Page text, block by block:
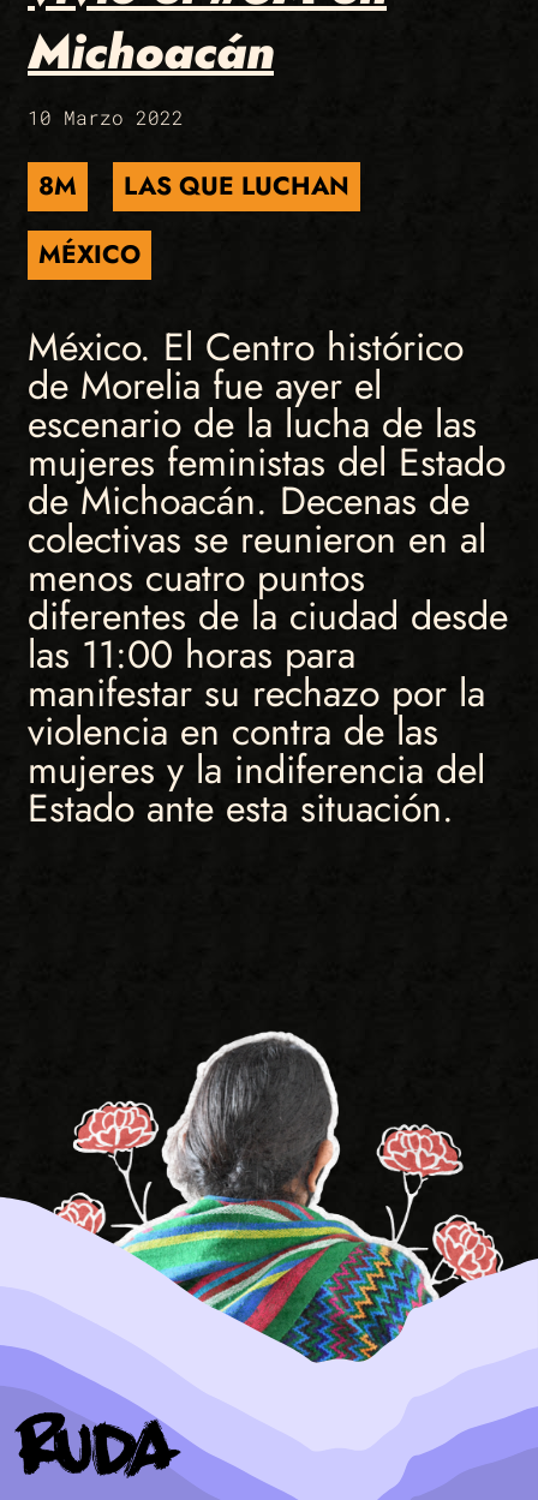
Michoacán
10 Marzo 2022
8M
LAS QUE LUCHAN
MÉXICO
México. El Centro histórico
de Morelia fue ayer el
escenario de la lucha de las
mujeres feministas del Estado
de Michoacán. Decenas de
colectivas se reunieron en al
menos cuatro puntos
diferentes de la ciudad desde
las 11:00 horas para
manifestar su rechazo por la
violencia en contra de las
mujeres y la indiferencia del
Estado ante esta situación.